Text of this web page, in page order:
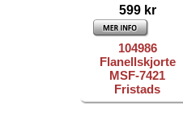
599 kr
104986
Flanellskjorte
MSF-7421
Fristads